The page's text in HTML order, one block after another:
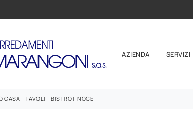
AZIENDA SERVIZI
CASA - TAVOLI -BISTROT NOCE